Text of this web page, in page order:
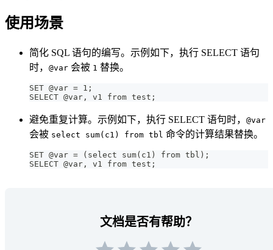
使用场景
简化 SQL 语句的编写。示例如下，执行 SELECT 语句
时， @var 会被 1 替换。
SET @var = 1;
SELECT @var, v1 from test;
避免重复计算。示例如下，执行 SELECT 语句时， @var
会被 select sum(c1) from tbl 命令的计算结果替换。
SET @var = (select sum(c1) from tbl);
SELECT @var, v1 from test;
文档是否有帮助？